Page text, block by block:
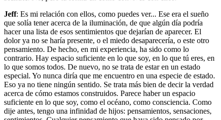
Jeff: Es mi relación con ellos, como puedes ver... Ese era el sueño
que solía tener acerca de la iluminación, de que algún día podría
hacer una lista de esos sentimientos que dejarían de aparecer. El
dolor ya no se haría presente, o el miedo desaparecería, o este otro
pensamiento. De hecho, en mi experiencia, ha sido como lo
contrario. Hay espacio suficiente en lo que soy, en lo que tú eres, en
lo que somos todos. De nuevo, no se trata de estar en un estado
especial. Yo nunca diría que me encuentro en una especie de estado.
Eso ya no tiene ningún sentido. Se trata más bien de decir la verdad
acerca de cómo estamos construidos. Parece haber un espacio
suficiente en lo que soy, como el océano, como consciencia. Como
dije antes, tengo una infinidad de hijos: pensamientos, sensaciones,